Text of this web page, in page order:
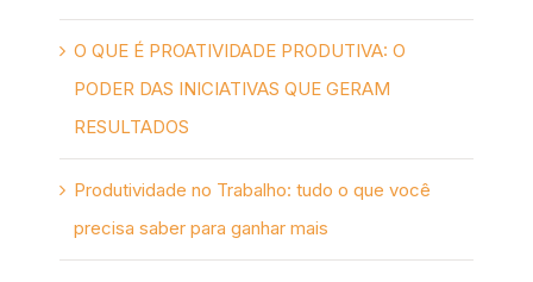
O QUE É PROATIVIDADE PRODUTIVA: O
PODER DAS INICIATIVAS QUE GERAM
RESULTADOS
Produtividade no Trabalho: tudo o que você
precisa saber para ganhar mais